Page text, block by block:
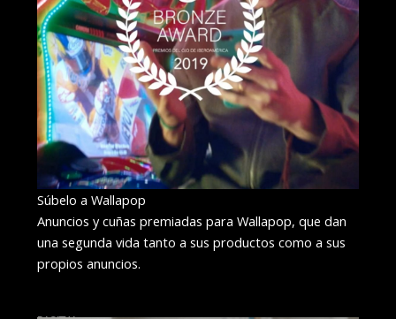
Súbelo a Wallapop
Anuncios y cuñas premiadas para Wallapop, que dan
una segunda vida tanto a sus productos como a sus
propios anuncios.